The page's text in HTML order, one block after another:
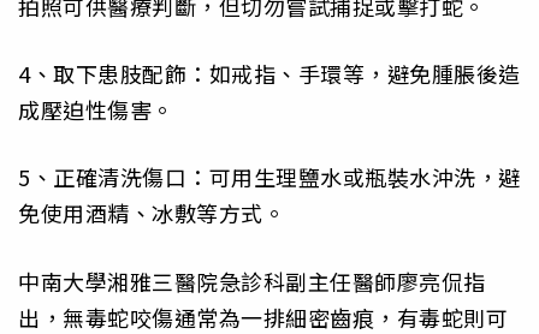
4、取下患肢配飾：如戒指、手環等，避免腫脹後造
成壓迫性傷害。
5、正確清洗傷口：可用生理鹽水或瓶裝水沖洗，避
免使用酒精、冰敷等方式。
中南大學湘雅三醫院急診科副主任醫師廖亮侃指
出，無毒蛇咬傷通常為一排細密齒痕，有毒蛇則可